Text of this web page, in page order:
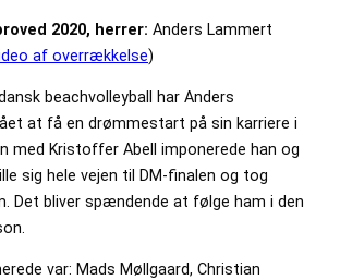
2020, herrer: Anders Lammert
af overrækkelse)
beachvolleyball har Anders
at få en drømmestart på sin karriere i
med Kristoffer Abell imponerede han og
sig hele vejen til DM-finalen og tog
Det bliver spændende at følge ham i den
var: Mads Møllgaard, Christian